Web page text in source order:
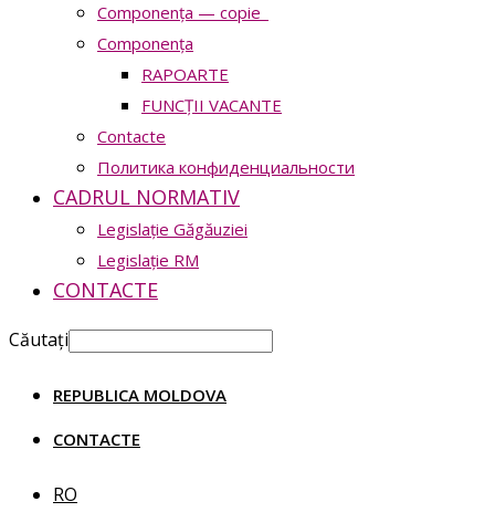
Сomponența — copie_
Сomponența
RAPOARTE
FUNCȚII VACANTE
Contacte
Политика конфиденциальности
CADRUL NORMATIV
Legislație Găgăuziei
Legislație RM
CONTACTE
Căutați
REPUBLICA MOLDOVA
CONTACTE
RO